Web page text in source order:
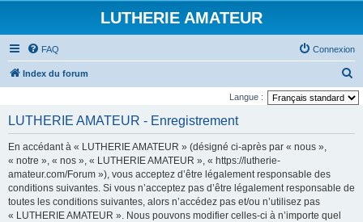
LUTHERIE AMATEUR
FAQ Connexion
Index du forum
e
Langue :
LUTHERIE AMATEUR - Enregistrement
En accédant à « LUTHERIE AMATEUR » (désigné ci-après par « nous »,
« notre », « nos », « LUTHERIE AMATEUR », « https://lutherie-
amateur.com/Forum »), vous acceptez d’être légalement responsable des
conditions suivantes. Si vous n’acceptez pas d’être légalement responsable de
toutes les conditions suivantes, alors n’accédez pas et/ou n’utilisez pas
« LUTHERIE AMATEUR ». Nous pouvons modifier celles-ci à n’importe quel